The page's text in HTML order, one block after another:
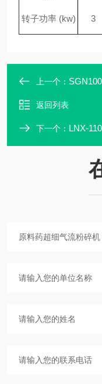
转子功率(kw) 3
上一个：
返回列表
下一个： LNX-